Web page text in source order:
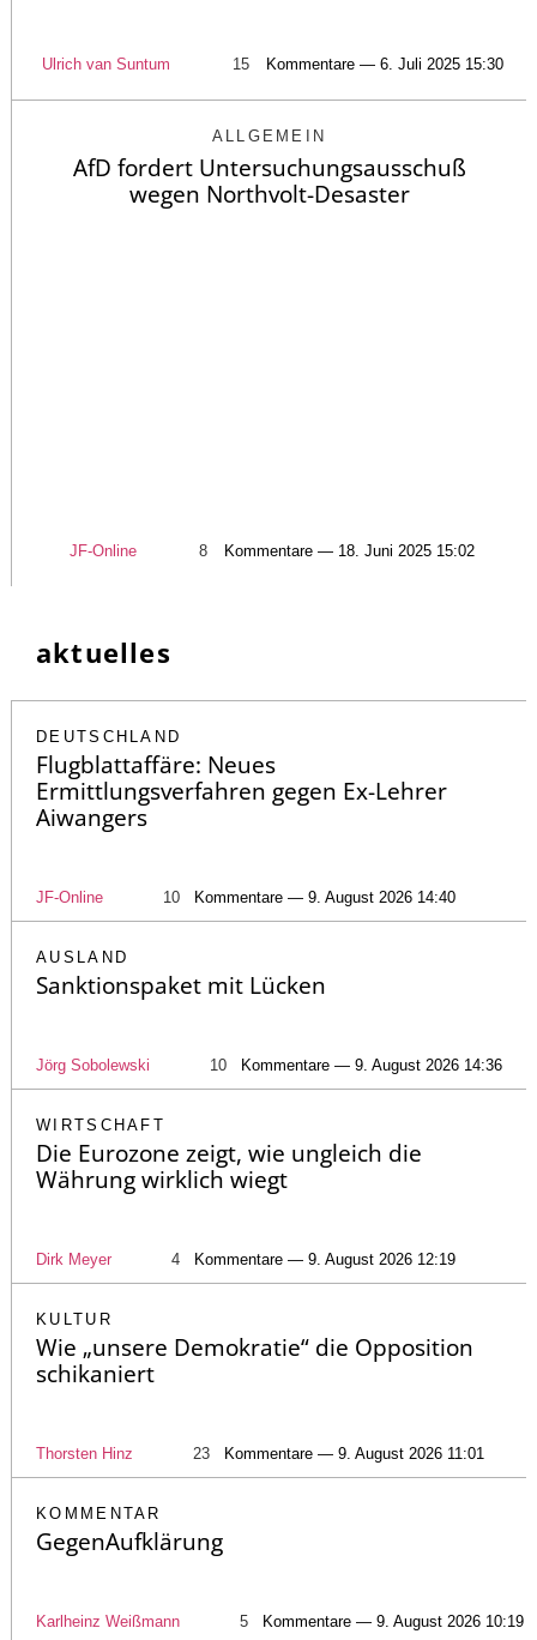
Ulrich van Suntum 15 Kommentare — 6. Juli 2025 15:30
ALLGEMEIN
AfD fordert Untersuchungsausschuß
wegen Northvolt-Desaster
JF-Online 8 Kommentare — 18. Juni 2025 15:02
aktuelles
DEUTSCHLAND
Flugblattaffäre: Neues
Ermittlungsverfahren gegen Ex-Lehrer
Aiwangers
JF-Online 10 Kommentare — 9. August 2026 14:40
AUSLAND
Sanktionspaket mit Lücken
Jörg Sobolewski 10 Kommentare — 9. August 2026 14:36
WIRTSCHAFT
Die Eurozone zeigt, wie ungleich die
Währung wirklich wiegt
Dirk Meyer 4 Kommentare — 9. August 2026 12:19
KULTUR
Wie „unsere Demokratie“ die Opposition
schikaniert
Thorsten Hinz 23 Kommentare — 9. August 2026 11:01
KOMMENTAR
GegenAufklärung
Karlheinz Weißmann 5 Kommentare — 9. August 2026 10:19